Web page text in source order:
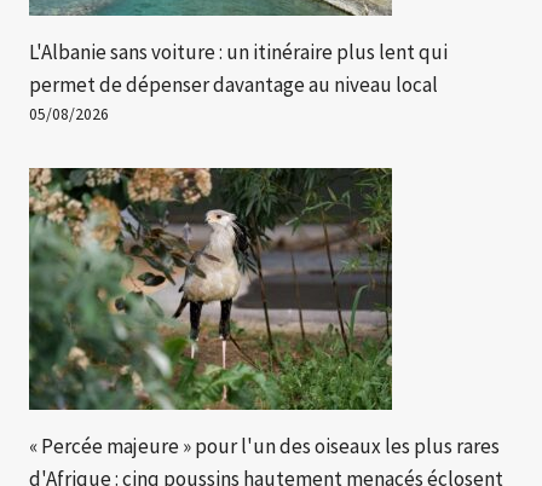
L'Albanie sans voiture : un itinéraire plus lent qui
permet de dépenser davantage au niveau local
05/08/2026
« Percée majeure » ​​pour l'un des oiseaux les plus rares
d'Afrique : cinq poussins hautement menacés éclosent